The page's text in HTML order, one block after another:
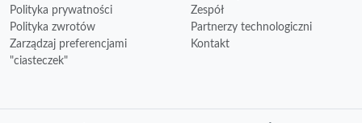
Polityka prywatności
Polityka zwrotów
Zarządzaj preferencjami
"ciasteczek"
Zespół
Partnerzy technologiczni
Kontakt